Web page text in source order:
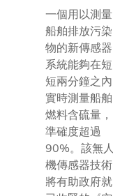
一個用以測量
船舶排放污染
物的新傳感器
系統能夠在短
短兩分鐘之內
實時測量船舶
燃料含硫量，
準確度超過
90%。該無人
機傳感器技術
將有助政府就